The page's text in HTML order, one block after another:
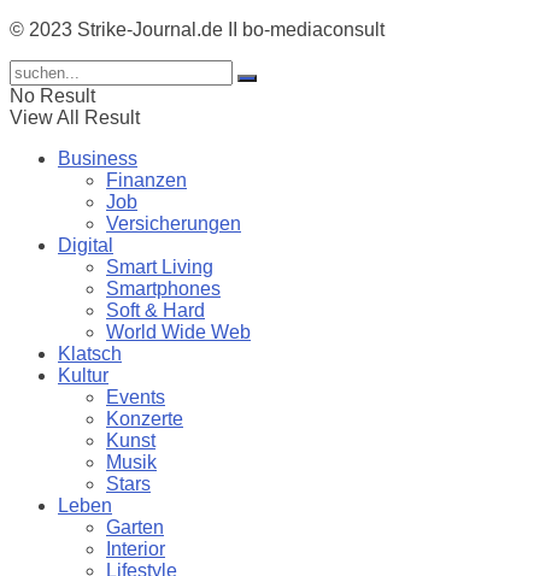
© 2023 Strike-Journal.de II bo-mediaconsult
No Result
View All Result
Business
Finanzen
Job
Versicherungen
Digital
Smart Living
Smartphones
Soft & Hard
World Wide Web
Klatsch
Kultur
Events
Konzerte
Kunst
Musik
Stars
Leben
Garten
Interior
Lifestyle